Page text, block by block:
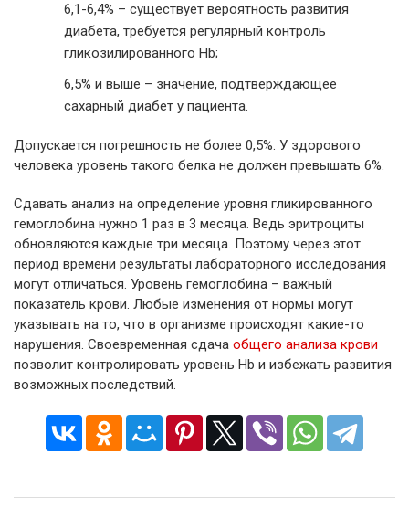
6,1-6,4% – существует вероятность развития
диабета, требуется регулярный контроль
гликозилированного Hb;
6,5% и выше – значение, подтверждающее
сахарный диабет у пациента.
Допускается погрешность не более 0,5%. У здорового
человека уровень такого белка не должен превышать 6%.
Сдавать анализ на определение уровня гликированного
гемоглобина нужно 1 раз в 3 месяца. Ведь эритроциты
обновляются каждые три месяца. Поэтому через этот
период времени результаты лабораторного исследования
могут отличаться. Уровень гемоглобина – важный
показатель крови. Любые изменения от нормы могут
указывать на то, что в организме происходят какие-то
нарушения. Своевременная сдача общего анализа крови
позволит контролировать уровень Hb и избежать развития
возможных последствий.